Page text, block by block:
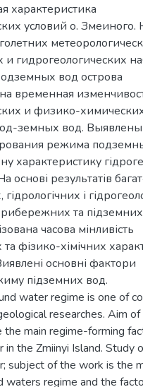
характеристика
условий о. Змеиного.
и гидрогеологических
вод острова
временная
и физико-
земных вод.
режима
характеристику
основі результатів
і
та
часова мінливість
фізико-хімічних
основні фактори
підземних вод.
water regime is one of
researches. Aim
the main regime-forming
in the Zmiinyi Island. Study
subject of the work is the
waters regime and the